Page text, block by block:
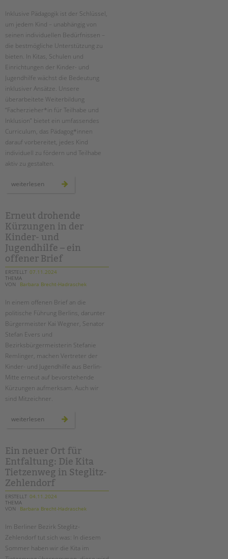
Inklusive Pädagogik ist der Schlüssel,
um jedem Kind – unabhängig von
seinen individuellen Bedürfnissen –
die bestmögliche Unterstützung zu
bieten. In Kitas, Schulen und
Einrichtungen der Kinder- und
Jugendhilfe wächst die Bedeutung
inklusiver Ansätze. Unsere
überarbeitete Weiterbildung
“Facherzieher*in für Teilhabe und
Inklusion” bietet ein umfassendes
Curriculum, das Pädagog*innen
darauf vorbereitet, jedes Kind
individuell zu fördern und Teilhabe
aktiv zu gestalten.
weiterlesen
zertifizierte
für
teilhabe
und
inklusion
Erneut drohende
Kürzungen in der
Kinder- und
Jugendhilfe – ein
offener Brief
ERSTELLT 07.11.2024
THEMA
VON
Barbara Brecht-Hadraschek
In einem offenen Brief an die
politische Führung Berlins, darunter
Bürgermeister Kai Wegner, Senator
Stefan Evers und
Bezirksbürgermeisterin Stefanie
Remlinger, machen Vertreter der
Kinder- und Jugendhilfe aus Berlin-
Mitte erneut auf bevorstehende
Kürzungen aufmerksam. Auch wir
sind Mitzeichner.
weiterlesen erneut
drohende
kinder-
und
jugendhilfe
–
ein
offener
brief
Ein neuer Ort für
Entfaltung: Die Kita
Tietzenweg in Steglitz-
Zehlendorf
ERSTELLT 04.11.2024
THEMA
VON
Barbara Brecht-Hadraschek
Im Berliner Bezirk Steglitz-
Zehlendorf tut sich was: In diesem
Sommer haben wir die Kita im